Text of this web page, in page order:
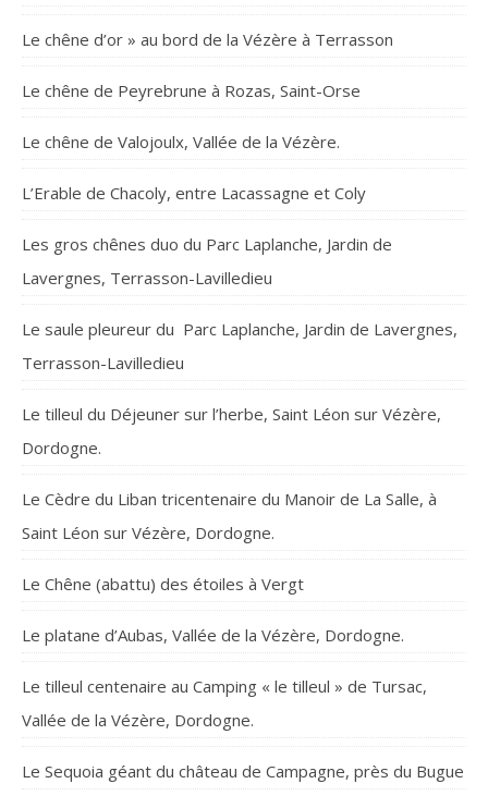
Le chêne d’or » au bord de la Vézère à Terrasson
Le chêne de Peyrebrune à Rozas, Saint-Orse
Le chêne de Valojoulx, Vallée de la Vézère.
L’Erable de Chacoly, entre Lacassagne et Coly
Les gros chênes duo du Parc Laplanche, Jardin de
Lavergnes, Terrasson-Lavilledieu
Le saule pleureur du Parc Laplanche, Jardin de Lavergnes,
Terrasson-Lavilledieu
Le tilleul du Déjeuner sur l’herbe, Saint Léon sur Vézère,
Dordogne.
Le Cèdre du Liban tricentenaire du Manoir de La Salle, à
Saint Léon sur Vézère, Dordogne.
Le Chêne (abattu) des étoiles à Vergt
Le platane d’Aubas, Vallée de la Vézère, Dordogne.
Le tilleul centenaire au Camping « le tilleul » de Tursac,
Vallée de la Vézère, Dordogne.
Le Sequoia géant du château de Campagne, près du Bugue